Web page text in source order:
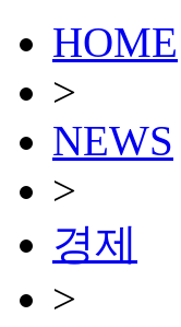
HOME
>
NEWS
>
경제
>